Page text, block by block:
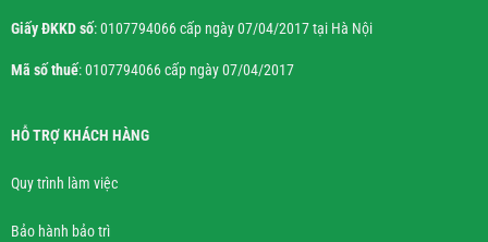
Giấy ĐKKD số: 0107794066 cấp ngày 07/04/2017 tại Hà Nội
Mã số thuế: 0107794066 cấp ngày 07/04/2017
HỖ TRỢ KHÁCH HÀNG
Quy trình làm việc
Bảo hành bảo trì